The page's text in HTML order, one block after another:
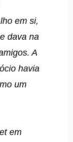
em si,
dava na
A
havia
um
em